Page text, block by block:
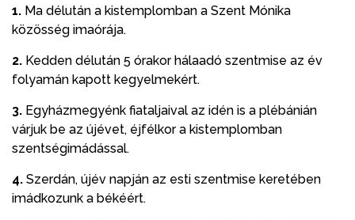
1. Ma délután a kistemplomban a Szent Mónika
közösség imaórája.
2. Kedden délután 5 órakor hálaadó szentmise az év
folyamán kapott kegyelmekért.
3. Egyházmegyénk fiataljaival az idén is a plébánián
várjuk be az újévet, éjfélkor a kistemplomban
szentségimádással.
4. Szerdán, újév napján az esti szentmise keretében
imádkozunk a békéért.